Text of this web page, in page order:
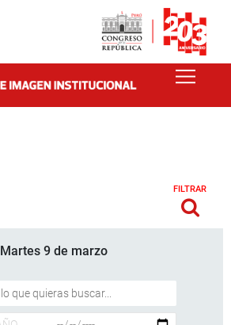
FILTRAR
Martes 9 de marzo